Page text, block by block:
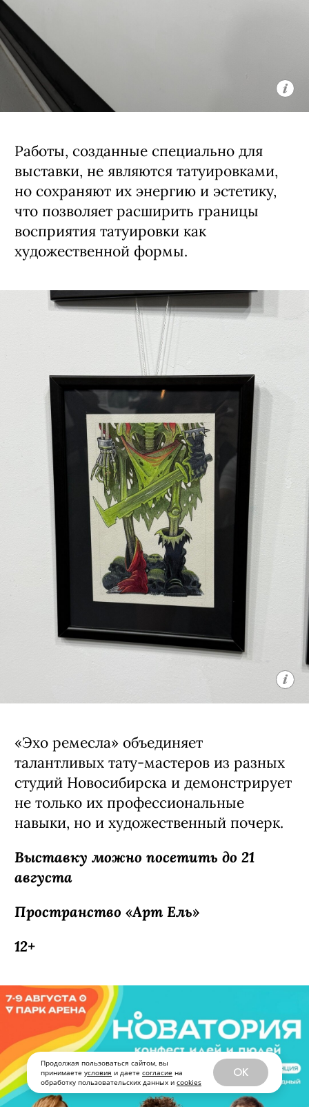
Продолжая пользоваться сайтом, вы
принимаете условия и даете согласие на
обработку пользовательских данных и cookies
OK
искусства и позволяет увидеть
мастеров с новой стороны, раскрыть
их внутренний мир и индивидуальный
стиль, выходя за рамки нормативов
индустрии.
Работы, созданные специально для
выставки, не являются татуировками,
но сохраняют их энергию и эстетику,
что позволяет расширить границы